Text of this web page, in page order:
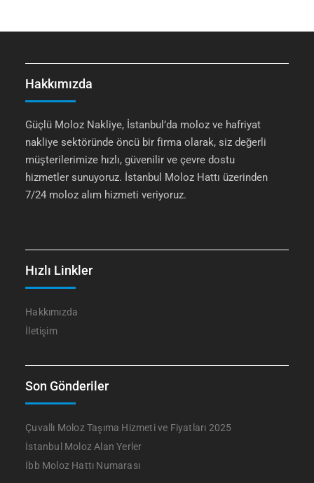
Hakkımızda
Güçlü Moloz Nakliye, İstanbul’da moloz ve hafriyat
nakliye sektöründe öncü bir firma olarak, siz değerli
müşterilerimize hızlı, güvenilir ve çevre dostu
hizmetler sunuyoruz. İstanbul Moloz Hattı üzerinden
7/24 moloz alım hizmeti veriyoruz.
Hızlı Linkler
Hakkımızda
İletişim
Son Gönderiler
Çuvallı Moloz Taşıma Hizmeti ve Fiyatları 2025
İstanbul Moloz Alan Yerler
İbb Moloz Hattı Numarası